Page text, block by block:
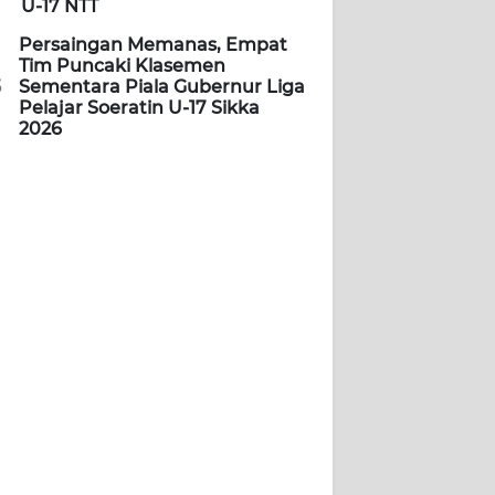
U-17 NTT
Persaingan Memanas, Empat
Tim Puncaki Klasemen
Sementara Piala Gubernur Liga
Pelajar Soeratin U-17 Sikka
2026